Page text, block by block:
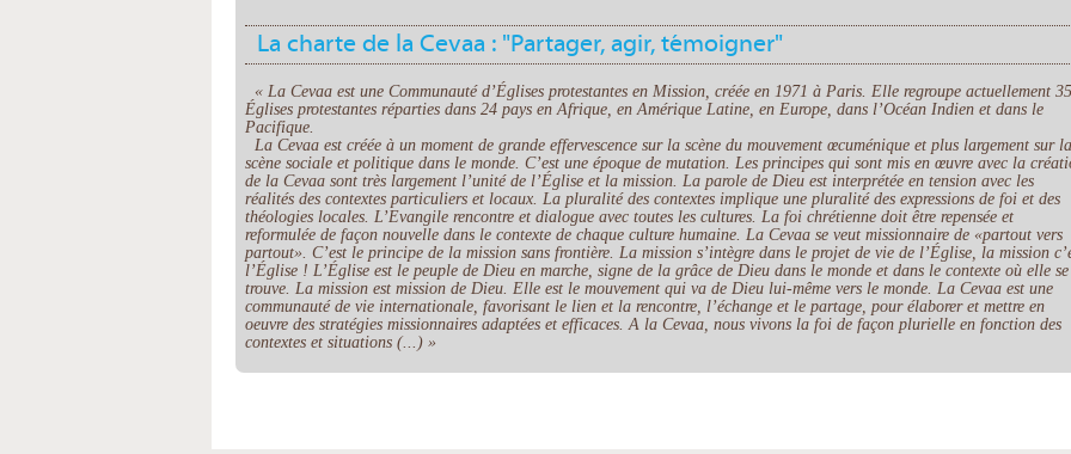
La charte de la Cevaa : "Partager, agir, témoigner"
« La Cevaa est une Communauté d’Églises protestantes en Mission, créée en 1971 à Paris. Elle regroupe actuellement 35
Églises protestantes réparties dans 24 pays en Afrique, en Amérique Latine, en Europe, dans l’Océan Indien et dans le
Pacifique.
La Cevaa est créée à un moment de grande effervescence sur la scène du mouvement œcuménique et plus largement sur la
scène sociale et politique dans le monde. C’est une époque de mutation. Les principes qui sont mis en œuvre avec la
de la Cevaa sont très largement l’unité de l’Église et la mission. La parole de Dieu est interprétée en tension avec les
réalités des contextes particuliers et locaux. La pluralité des contextes implique une pluralité des expressions de foi et des
théologies locales. L’Evangile rencontre et dialogue avec toutes les cultures. La foi chrétienne doit être repensée et
reformulée de façon nouvelle dans le contexte de chaque culture humaine. La Cevaa se veut missionnaire de «partout vers
partout». C’est le principe de la mission sans frontière. La mission s’intègre dans le projet de vie de l’Église, la mission
l’Église ! L’Église est le peuple de Dieu en marche, signe de la grâce de Dieu dans le monde et dans le contexte où elle se
trouve. La mission est mission de Dieu. Elle est le mouvement qui va de Dieu lui-même vers le monde. La Cevaa est une
communauté de vie internationale, favorisant le lien et la rencontre, l’échange et le partage, pour élaborer et mettre en
oeuvre des stratégies missionnaires adaptées et efficaces. A la Cevaa, nous vivons la foi de façon plurielle en fonction des
contextes et situations (...) »